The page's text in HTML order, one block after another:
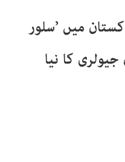
میں ’سلور
کا نیا